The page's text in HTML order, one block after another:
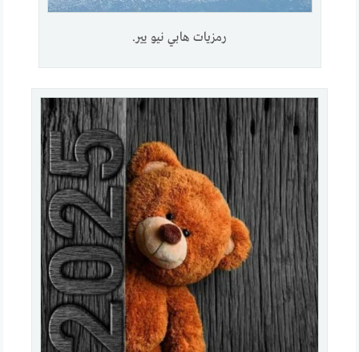
رمزيات هابي نيو يير.